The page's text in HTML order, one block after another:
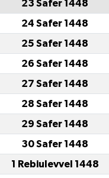
23 Safer 1448
24 Safer 1448
25 Safer 1448
26 Safer 1448
27 Safer 1448
28 Safer 1448
29 Safer 1448
30 Safer 1448
1 Rebiulevvel 1448